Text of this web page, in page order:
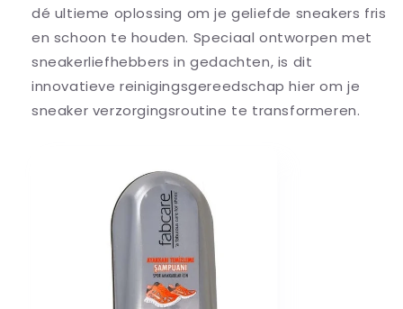
dé ultieme oplossing om je geliefde sneakers fris
en schoon te houden. Speciaal ontworpen met
sneakerliefhebbers in gedachten, is dit
innovatieve reinigingsgereedschap hier om je
sneaker verzorgingsroutine te transformeren.